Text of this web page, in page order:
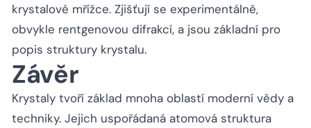
krystalové mřížce. Zjišťují se experimentálně,
obvykle rentgenovou difrakcí, a jsou základní pro
popis struktury krystalu.
Závěr
Krystaly tvoří základ mnoha oblastí moderní vědy a
techniky. Jejich uspořádaná atomová struktura